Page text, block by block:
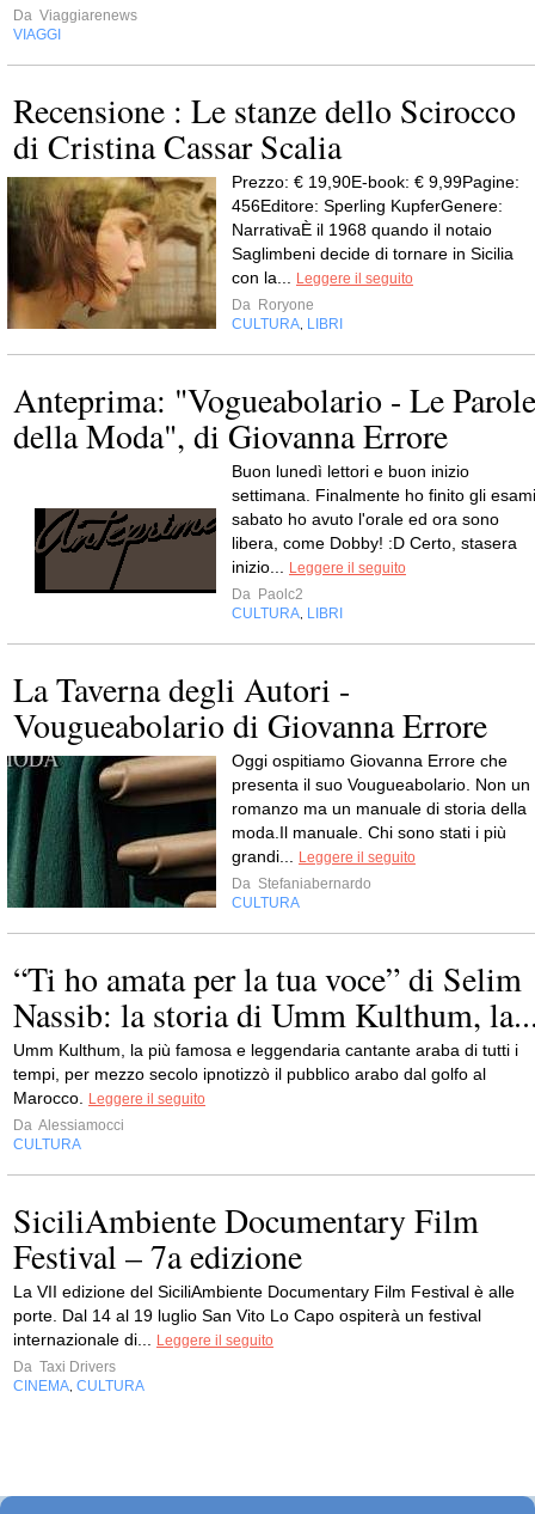
Da Viaggiarenews
VIAGGI
Recensione : Le stanze dello Scirocco
di Cristina Cassar Scalia
Prezzo: € 19,90E-book: € 9,99Pagine:
456Editore: Sperling KupferGenere:
NarrativaÈ il 1968 quando il notaio
Saglimbeni decide di tornare in Sicilia
con la... Leggere il seguito
Da Roryone
CULTURA, LIBRI
Anteprima: "Vogueabolario - Le Parole
della Moda", di Giovanna Errore
Buon lunedì lettori e buon inizio
settimana. Finalmente ho finito gli
sabato ho avuto l'orale ed ora sono
libera, come Dobby! :D Certo, stasera
inizio... Leggere il seguito
Da Paolc2
CULTURA, LIBRI
La Taverna degli Autori -
Vougueabolario di Giovanna Errore
Oggi ospitiamo Giovanna Errore che
presenta il suo Vougueabolario. Non un
romanzo ma un manuale di storia della
moda.Il manuale. Chi sono stati i più
grandi... Leggere il seguito
Da Stefaniabernardo
CULTURA
“Ti ho amata per la tua voce” di Selim
Nassib: la storia di Umm Kulthum,
Umm Kulthum, la più famosa e leggendaria cantante araba di tutti i
tempi, per mezzo secolo ipnotizzò il pubblico arabo dal golfo al
Marocco. Leggere il seguito
Da Alessiamocci
CULTURA
SiciliAmbiente Documentary Film
Festival – 7a edizione
La VII edizione del SiciliAmbiente Documentary Film Festival è alle
porte. Dal 14 al 19 luglio San Vito Lo Capo ospiterà un festival
internazionale di... Leggere il seguito
Da Taxi Drivers
CINEMA, CULTURA